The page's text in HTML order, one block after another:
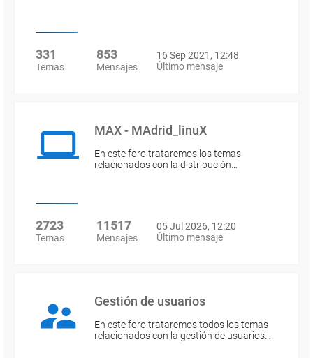
331
Temas
853
Mensajes
16 Sep 2021, 12:48
Último mensaje
MAX - MAdrid_linuX
En este foro trataremos los temas
relacionados con la distribución…
2723
Temas
11517
Mensajes
05 Jul 2026, 12:20
Último mensaje
Gestión de usuarios
En este foro trataremos todos los temas
relacionados con la gestión de usuarios…